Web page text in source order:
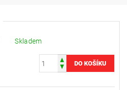
Skladem